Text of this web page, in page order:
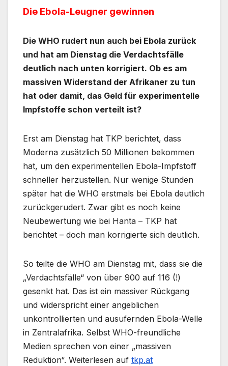
Die Ebola-Leugner gewinnen
Die WHO rudert nun auch bei Ebola zurück
und hat am Dienstag die Verdachtsfälle
deutlich nach unten korrigiert. Ob es am
massiven Widerstand der Afrikaner zu tun
hat oder damit, das Geld für experimentelle
Impfstoffe schon verteilt ist?
Erst am Dienstag hat TKP berichtet, dass
Moderna zusätzlich 50 Millionen bekommen
hat, um den experimentellen Ebola-Impfstoff
schneller herzustellen. Nur wenige Stunden
später hat die WHO erstmals bei Ebola deutlich
zurückgerudert. Zwar gibt es noch keine
Neubewertung wie bei Hanta – TKP hat
berichtet – doch man korrigierte sich deutlich.
So teilte die WHO am Dienstag mit, dass sie die
„Verdachtsfälle“ von über 900 auf 116 (!)
gesenkt hat. Das ist ein massiver Rückgang
und widerspricht einer angeblichen
unkontrollierten und ausufernden Ebola-Welle
in Zentralafrika. Selbst WHO-freundliche
Medien sprechen von einer „massiven
Reduktion“. Weiterlesen auf tkp.at